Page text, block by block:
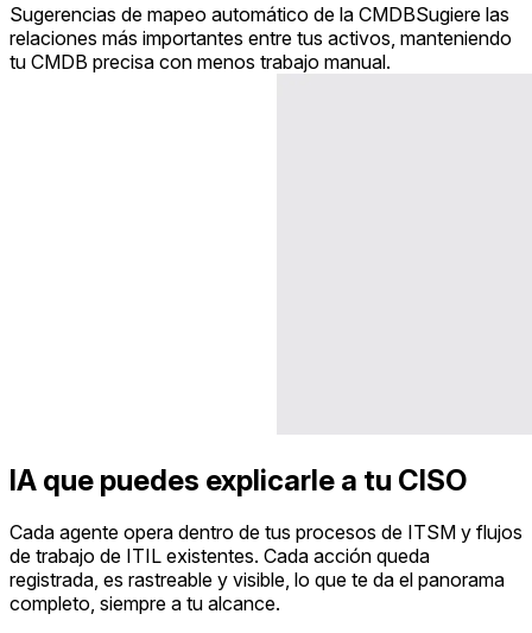
Sugerencias de mapeo automático de la CMDBSugiere las
relaciones más importantes entre tus activos, manteniendo
tu CMDB precisa con menos trabajo manual.
IA que puedes explicarle a tu CISO
Cada agente opera dentro de tus procesos de ITSM y flujos
de trabajo de ITIL existentes. Cada acción queda
registrada, es rastreable y visible, lo que te da el panorama
completo, siempre a tu alcance.